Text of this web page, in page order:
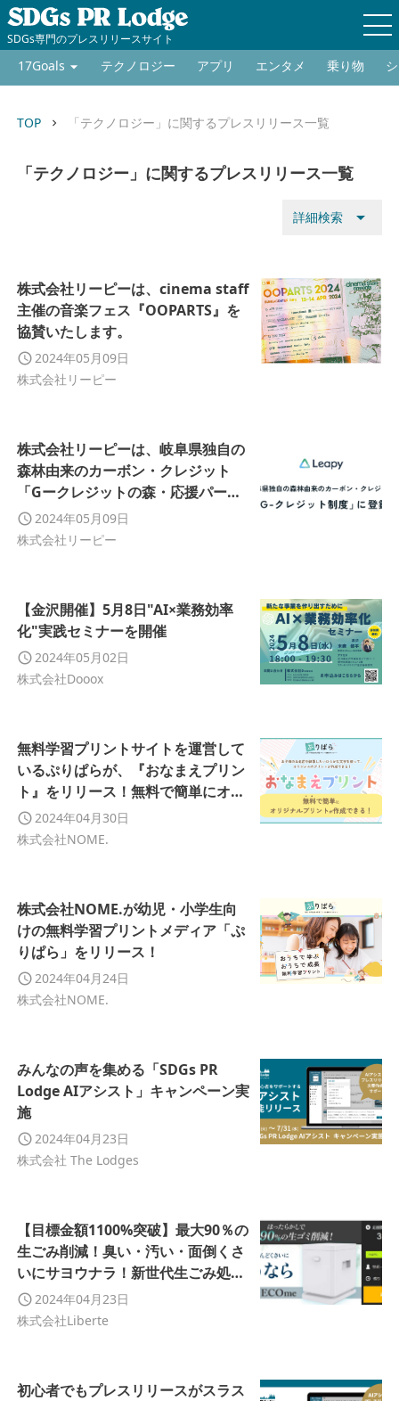
SDGs専門のプレスリリースサイト
17Goals テクノロジー アプリ エンタメ 乗り物
TOP keyboard_arrow_right 「テクノロジー」に関するプレスリリース一覧
「テクノロジー」に関するプレスリリース一覧
詳細検索 arrow_drop_down
株式会社リーピーは、cinema staff
主催の音楽フェス『OOPARTS』を
協賛いたします。
2024年05月09日
株式会社リーピー
株式会社リーピーは、岐阜県独自の
森林由来のカーボン・クレジット
「Gークレジットの森・応援パート
ナー登録制度」に登録いたしまし
た。
2024年05月09日
株式会社リーピー
【金沢開催】5月8日"AI×業務効率
化"実践セミナーを開催
2024年05月02日
株式会社Dooox
無料学習プリントサイトを運営して
いるぷりぱらが、『おなまえプリン
ト』をリリース！無料で簡単にオリ
ジナルプリントが作成できる！
2024年04月30日
株式会社NOME.
株式会社NOME.が幼児・小学生向
けの無料学習プリントメディア「ぷ
りぱら」をリリース！
2024年04月24日
株式会社NOME.
みんなの声を集める「SDGs PR
Lodge AIアシスト」キャンペーン実
施
2024年04月23日
株式会社 The Lodges
【目標金額1100%突破】最大90％の
生ごみ削減！臭い・汚い・面倒くさ
いにサヨウナラ！新世代生ごみ処理
機【ECOme(エコミー)】の終了まで
残り7日！
2024年04月23日
株式会社Liberte
初心者でもプレスリリースがスラス